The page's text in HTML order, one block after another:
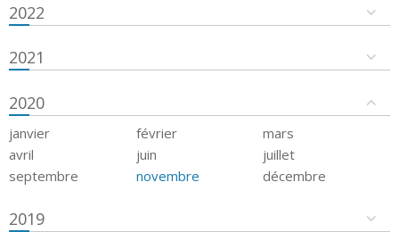
2022
2021
2020
janvier février
mars
avril
juin
juillet
septembre
novembre décembre
2019